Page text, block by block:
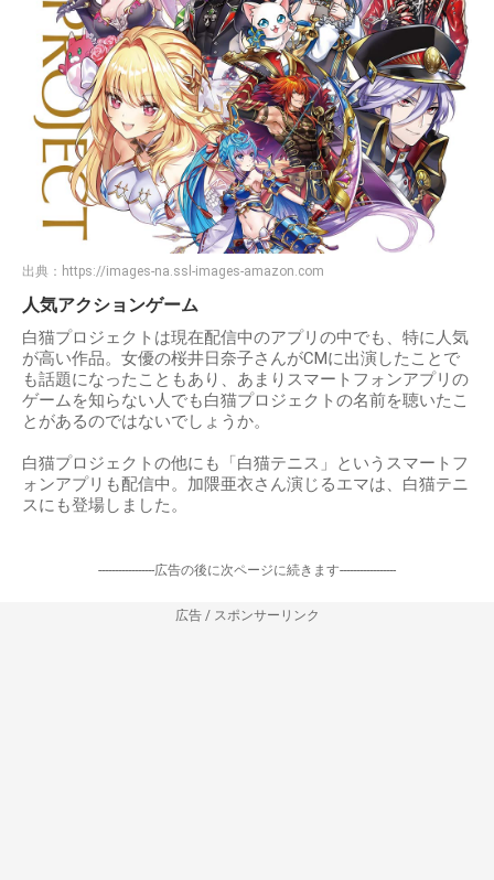
出典： https://images-na.ssl-images-amazon.com
人気アクションゲーム
白猫プロジェクトは現在配信中のアプリの中でも、特に人気
が高い作品。女優の桜井日奈子さんがCMに出演したことで
も話題になったこともあり、あまりスマートフォンアプリの
ゲームを知らない人でも白猫プロジェクトの名前を聴いたこ
とがあるのではないでしょうか。
白猫プロジェクトの他にも「白猫テニス」というスマートフ
ォンアプリも配信中。加隈亜衣さん演じるエマは、白猫テニ
スにも登場しました。
-----------------広告の後に次ページに続きます-----------------
広告 / スポンサーリンク